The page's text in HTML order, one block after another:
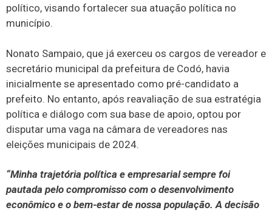
político, visando fortalecer sua atuação política no
município.
Nonato Sampaio, que já exerceu os cargos de vereador e
secretário municipal da prefeitura de Codó, havia
inicialmente se apresentado como pré-candidato a
prefeito. No entanto, após reavaliação de sua estratégia
política e diálogo com sua base de apoio, optou por
disputar uma vaga na câmara de vereadores nas
eleições municipais de 2024.
“Minha trajetória política e empresarial sempre foi
pautada pelo compromisso com o desenvolvimento
econômico e o bem-estar de nossa população. A decisão